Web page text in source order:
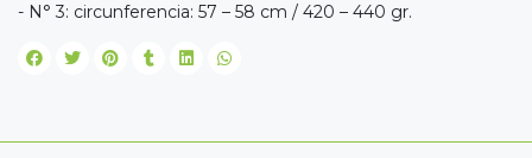
- N° 3: circunferencia: 57 – 58 cm / 420 – 440 gr.